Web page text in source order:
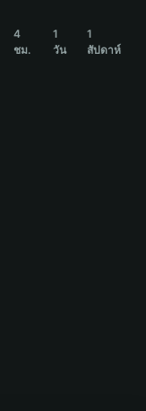
4
ชม.
1
วัน
1
สัปดาห์